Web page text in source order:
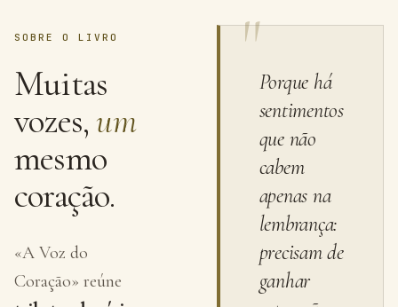
SOBRE O LIVRO
Muitas
vozes,um
mesmo
coração.
«A Voz do
Coração» reúne
"Porque há
sentimentos
que não
cabem
apenas na
lembrança:
precisam de
ganhar